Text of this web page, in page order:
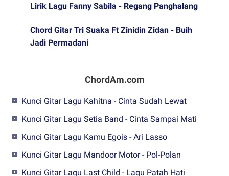
Lirik Lagu Fanny Sabila - Regang Panghalang
Chord Gitar Tri Suaka Ft Zinidin Zidan - Buih
Jadi Permadani
ChordAm.com
Kunci Gitar Lagu Kahitna - Cinta Sudah Lewat
Kunci Gitar Lagu Setia Band - Cinta Sampai Mati
Kunci Gitar Lagu Kamu Egois - Ari Lasso
Kunci Gitar Lagu Mandoor Motor - Pol-Polan
Kunci Gitar Lagu Last Child - Lagu Patah Hati